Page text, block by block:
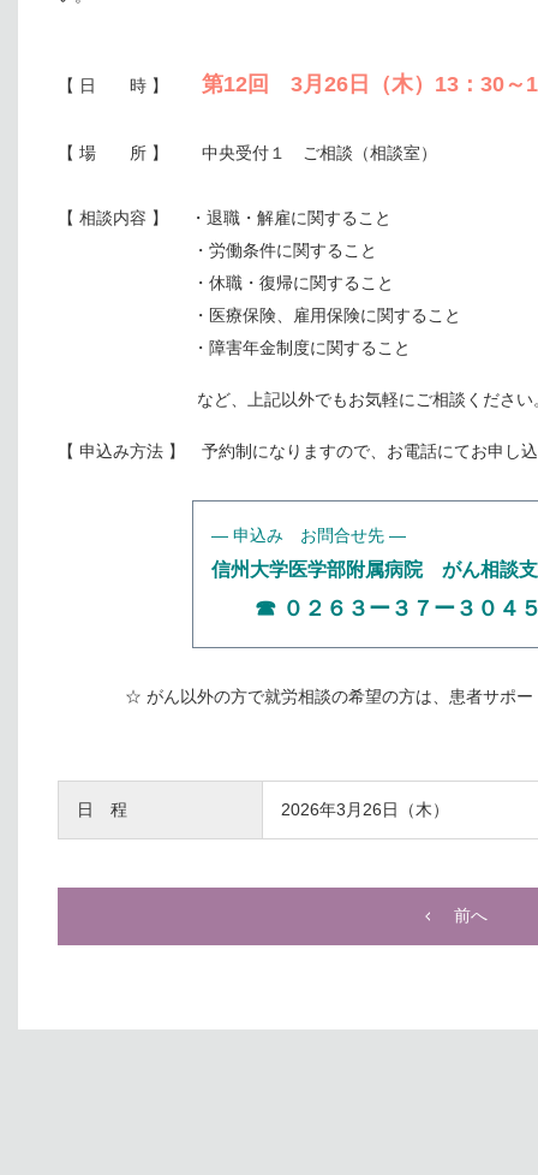
【 日 時 】 第12回 3月26日（木）13：30～
【 場 所 】 中央受付１ ご相談（相談室）
【 相談内容 】 ・退職・解雇に関すること
・労働条件に関すること
・休職・復帰に関すること
・医療保険、雇用保険に関すること
・障害年金制度に関すること
など、上記以外でもお気軽にご相談ください
【 申込み方法 】 予約制になりますので、お電話にてお申し
― 申込み お問合せ先 ―
信州大学医学部附属病院 がん相談
☎ ０２６３ー３７ー３０４
☆ がん以外の方で就労相談の希望の方は、患者サポート
日 程 2026年3月26日（木）
前へ